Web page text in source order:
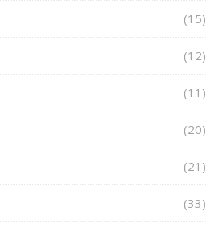
(15)
(12)
(11)
(20)
(21)
(33)